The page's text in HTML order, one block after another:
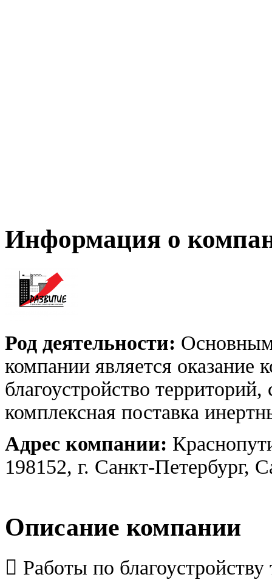
Информация о
Род деятельности:
компании является оказание
благоустройство
комплексная поставка
Адрес компании:
198152, г. Санкт-Петербург,
Описание компании
 Работы по